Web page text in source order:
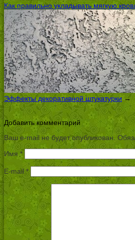
Как правильно укладывать мягкую
Эффекты декоративной штукатурки→
Добавить комментарий
Ваш e-mail не будет опубликован.
Имя*
E-mail*